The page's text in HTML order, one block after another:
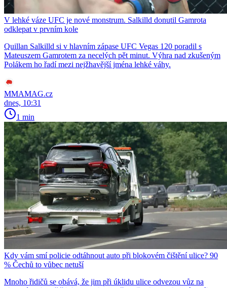
V lehké váze UFC je nové monstrum. Salkilld donutil Gamrota
odklepat v prvním kole
Quillan Salkilld si v hlavním zápase UFC Vegas 120 poradil s
Mateuszem Gamrotem za necelých pět minut. Výhra nad zkušeným
Polákem ho řadí mezi nejžhavější jména lehké váhy.
MMAMAG.cz
dnes, 10:31
1 min
Kdy vám smí policie odtáhnout auto při blokovém čištění ulice? 90
% Čechů to vůbec netuší
Mnoho řidičů se obává, že jim při úklidu ulice odvezou vůz na